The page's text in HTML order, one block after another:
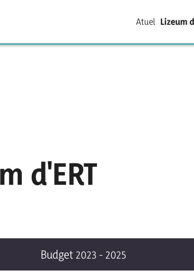
Atuel Lizeum
d'ERT
Budget 2023 - 2025